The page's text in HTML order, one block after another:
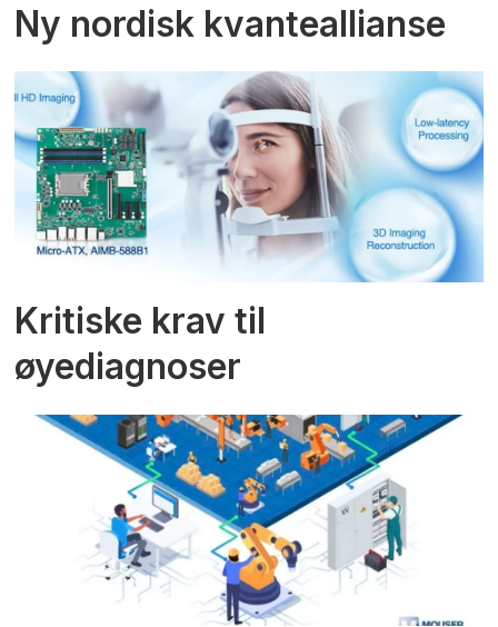
Ny nordisk kvanteallianse
Kritiske krav til
øyediagnoser